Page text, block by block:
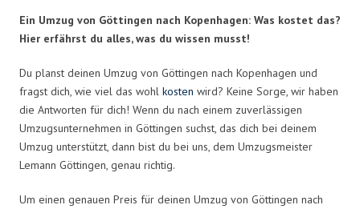
Ein Umzug von Göttingen nach Kopenhagen: Was kostet das?
Hier erfährst du alles, was du wissen musst!
Du planst deinen Umzug von Göttingen nach Kopenhagen und
fragst dich, wie viel das wohl kosten wird? Keine Sorge, wir haben
die Antworten für dich! Wenn du nach einem zuverlässigen
Umzugsunternehmen in Göttingen suchst, das dich bei deinem
Umzug unterstützt, dann bist du bei uns, dem Umzugsmeister
Lemann Göttingen, genau richtig.
Um einen genauen Preis für deinen Umzug von Göttingen nach